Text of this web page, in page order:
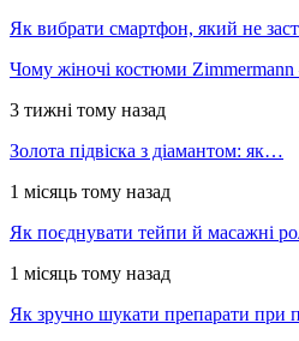
Як вибрати смартфон, який не
Чому жіночі костюми
3 тижні тому назад
Золота підвіска з діамантом: як…
1 місяць тому назад
Як поєднувати тейпи й масажні
1 місяць тому назад
Як зручно шукати препарати при